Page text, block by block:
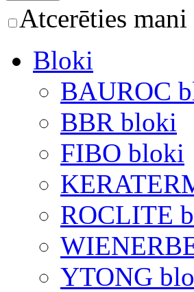
Atcerēties mani
Bloki
BAUROC
BBR bloki
FIBO bloki
ROCLITE
YTONG